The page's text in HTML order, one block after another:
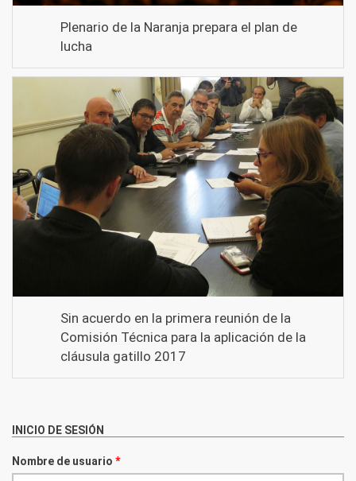
Plenario de la Naranja prepara el plan de
lucha
Sin acuerdo en la primera reunión de la
Comisión Técnica para la aplicación de la
cláusula gatillo 2017
INICIO DE SESIÓN
Nombre de usuario *